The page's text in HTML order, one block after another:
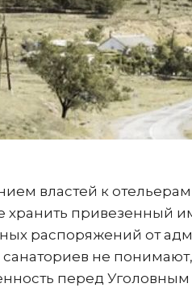
властей к
хранить привезенный
распоряжений от
не
перед